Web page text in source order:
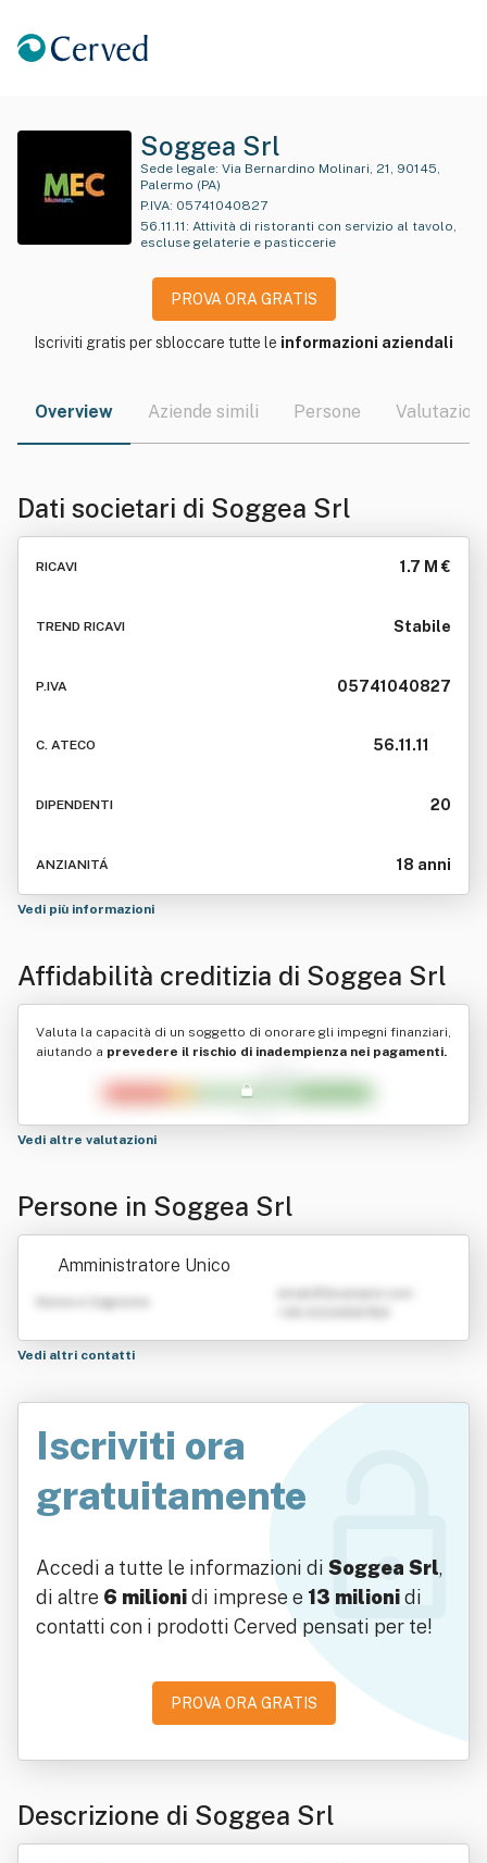
Soggea Srl
Sede legale:
Palermo (PA)
P.IVA: 05741040827
56.11.11 : Attività di ristoranti con servizio al tavolo,
escluse gelaterie e pasticcerie
PROVA ORA GRATIS
Iscriviti gratis per sbloccare tutte le informazioni aziendali
Overview Aziende simili Persone Valutazioni
Dati societari di Soggea Srl
RICAVI 1.7 M €
TREND RICAVI Stabile
P.IVA 05741040827
C. ATECO 56.11.11
DIPENDENTI 20
ANZIANITÁ 18 anni
Vedi più informazioni
Affidabilità creditizia di Soggea Srl
Valuta la capacità di un soggetto di onorare gli impegni finanziari,
aiutando a prevedere il rischio di inadempienza nei pagamenti.
Vedi altre valutazioni
Persone in Soggea Srl
Amministratore Unico
Nome e Cognome
Vedi altri contatti
Iscriviti ora
gratuitamente
Accedi a tutte le informazioni di Soggea Srl,
di altre 6 milionidi imprese e 13 milionidi
contatti con i prodotti Cerved pensati per te!
PROVA ORA GRATIS
Descrizione di Soggea Srl